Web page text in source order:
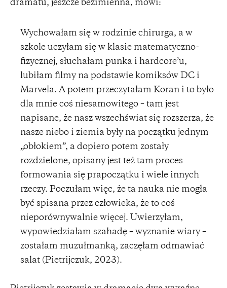
dramatu, jeszcze bezimienna, mówi:
Wychowałam się w rodzinie chirurga, a w
szkole uczyłam się w klasie matematyczno-
fizycznej, słuchałam punka i hardcore’u,
lubiłam filmy na podstawie komiksów DC i
Marvela. A potem przeczytałam Koran i to było
dla mnie coś niesamowitego – tam jest
napisane, że nasz wszechświat się rozszerza, że
nasze niebo i ziemia były na początku jednym
„obłokiem”, a dopiero potem zostały
rozdzielone, opisany jest też tam proces
formowania się prapoczątku i wiele innych
rzeczy. Poczułam więc, że ta nauka nie mogła
być spisana przez człowieka, że to coś
nieporównywalnie więcej. Uwierzyłam,
wypowiedziałam szahadę – wyznanie wiary –
zostałam muzułmanką, zaczęłam odmawiać
salat (Pietrijczuk, 2023).